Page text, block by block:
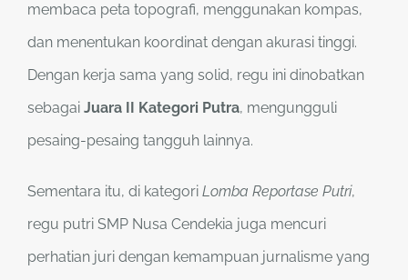
membaca peta topografi, menggunakan kompas,
dan menentukan koordinat dengan akurasi tinggi.
Dengan kerja sama yang solid, regu ini dinobatkan
sebagai Juara II Kategori Putra, mengungguli
pesaing-pesaing tangguh lainnya.
Sementara itu, di kategori Lomba Reportase Putri,
regu putri SMP Nusa Cendekia juga mencuri
perhatian juri dengan kemampuan jurnalisme yang